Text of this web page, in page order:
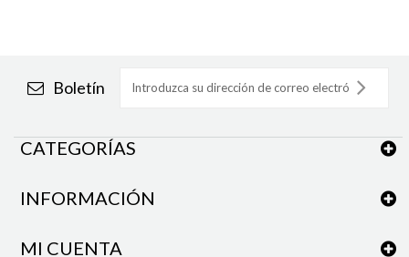
Boletín
CATEGORÍAS
INFORMACIÓN
MI CUENTA